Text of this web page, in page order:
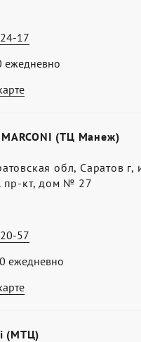
ежедневно
17
MARCONI (ТЦ Манеж)
обл, Саратов г,
пр-кт, дом № 27
ежедневно
57
(МТЦ)